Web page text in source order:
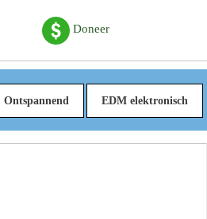
Doneer
Ontspannend EDM elektronisch